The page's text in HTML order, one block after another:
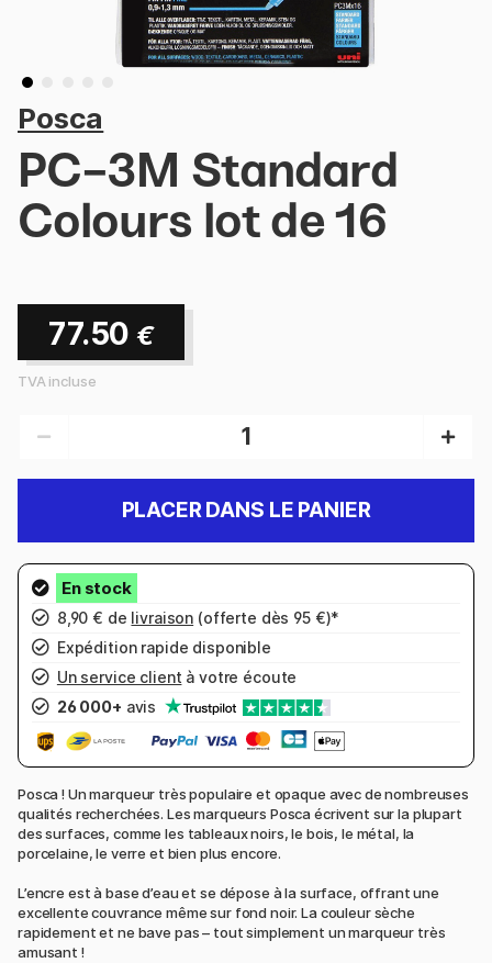
Posca
PC-3M Standard
Colours lot de 16
77.50 €
TVA incluse
PLACER DANS LE PANIER
8,90 € de livraison (offerte dès 95 €)*
Expédition rapide disponible
Un service client à votre écoute
26 000+ avis
Posca ! Un marqueur très populaire et opaque avec de nombreuses
qualités recherchées. Les marqueurs Posca écrivent sur la plupart
des surfaces, comme les tableaux noirs, le bois, le métal, la
porcelaine, le verre et bien plus encore.
L’encre est à base d’eau et se dépose à la surface, offrant une
excellente couvrance même sur fond noir. La couleur sèche
rapidement et ne bave pas – tout simplement un marqueur très
amusant !